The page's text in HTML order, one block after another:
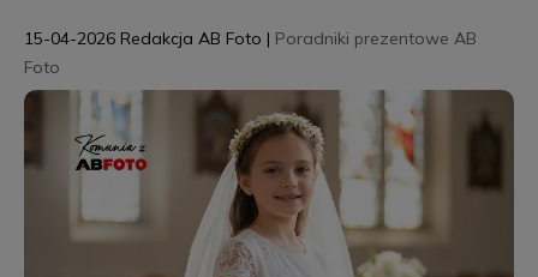
15-04-2026 Redakcja AB Foto | Poradniki prezentowe AB
Foto